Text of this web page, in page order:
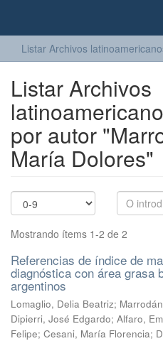
Listar Archivos
Listar Archivos
por autor
María Dolores"
Mostrando ítems 1-2 de 2
Referencias de índice de
diagnóstica con área grasa
argentinos
Lomaglio, Delia Beatriz;
Dipierri, José Edgardo; Alfaro,
Felipe; Cesani, María Florencia;